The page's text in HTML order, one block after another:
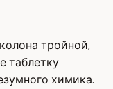
тройной,
таблетку
химика.